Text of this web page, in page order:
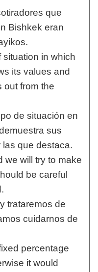
que
Bishkek eran
in which
its values and
out from the
de situación en
sus
que destaca.
we will try to make
be careful
trataremos de
cuidarnos de
percentage
it would